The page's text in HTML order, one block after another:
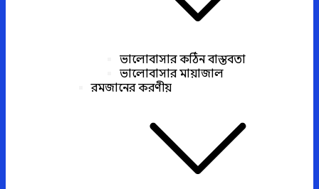
ভালোবাসার কঠিন বাস্তবতা
ভালোবাসার মায়াজাল
রমজানের করণীয়